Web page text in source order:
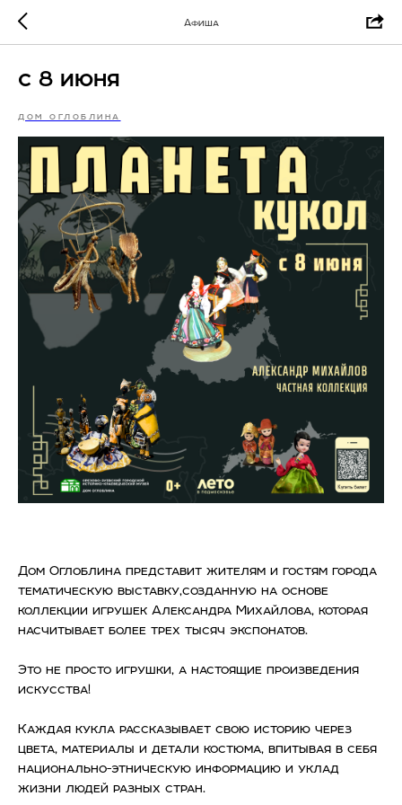
Афиша
с 8 июня
ДОМ ОГЛОБЛИНА
Дом Оглоблина представит жителям и гостям города
тематическую выставку,созданную на основе
коллекции игрушек Александра Михайлова, которая
насчитывает более трех тысяч экспонатов.
Это не просто игрушки, а настоящие произведения
искусства!
Каждая кукла рассказывает свою историю через
цвета, материалы и детали костюма, впитывая в себя
национально-этническую информацию и уклад
жизни людей разных стран.